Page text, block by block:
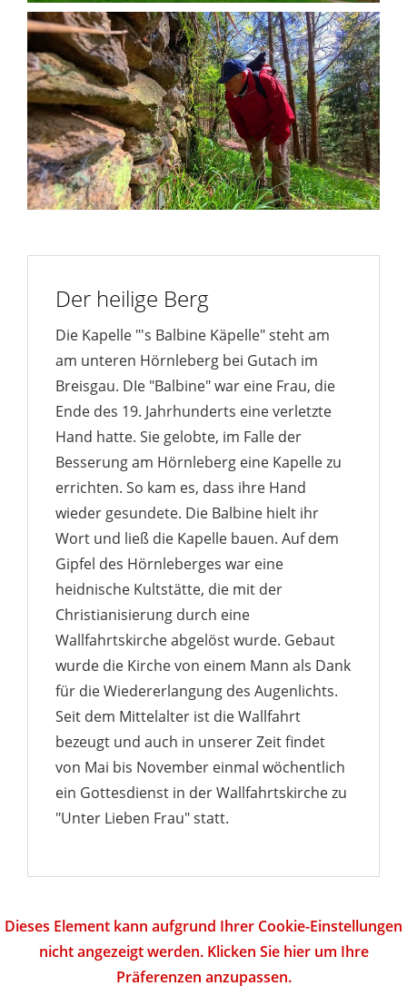
Der heilige Berg
Die Kapelle "'s Balbine Käpelle" steht am
am unteren Hörnleberg bei Gutach im
Breisgau. DIe "Balbine" war eine Frau, die
Ende des 19. Jahrhunderts eine verletzte
Hand hatte. Sie gelobte, im Falle der
Besserung am Hörnleberg eine Kapelle zu
errichten. So kam es, dass ihre Hand
wieder gesundete. Die Balbine hielt ihr
Wort und ließ die Kapelle bauen. Auf dem
Gipfel des Hörnleberges war eine
heidnische Kultstätte, die mit der
Christianisierung durch eine
Wallfahrtskirche abgelöst wurde. Gebaut
wurde die Kirche von einem Mann als Dank
für die Wiedererlangung des Augenlichts.
Seit dem Mittelalter ist die Wallfahrt
bezeugt und auch in unserer Zeit findet
von Mai bis November einmal wöchentlich
ein Gottesdienst in der Wallfahrtskirche zu
"Unter Lieben Frau" statt.
Dieses Element kann aufgrund Ihrer Cookie-Einstellungen
nicht angezeigt werden. Klicken Sie hier um Ihre
Präferenzen anzupassen.